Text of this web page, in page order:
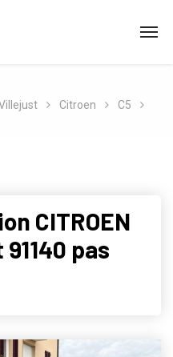
Citroen
C5
CITROEN
pas